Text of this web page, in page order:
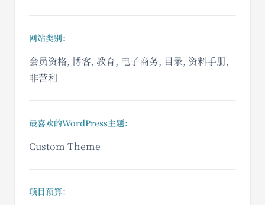
网站类别：
会员资格, 博客, 教育, 电子商务, 目录, 资料手册,
非营利
最喜欢的WordPress主题：
Custom Theme
项目预算：